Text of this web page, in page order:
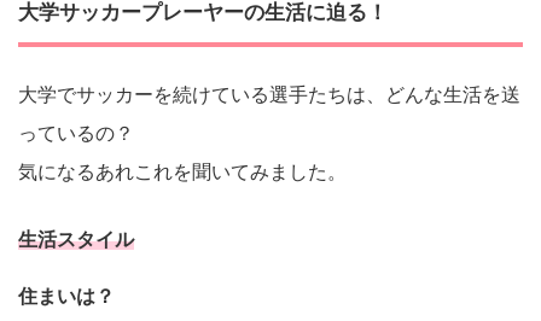
大学サッカープレーヤーの生活に迫る！
大学でサッカーを続けている選手たちは、どんな生活を送
っているの？
気になるあれこれを聞いてみました。
生活スタイル
住まいは？